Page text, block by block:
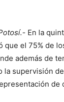
En la
que el 75% de
además de
la supervisión
de